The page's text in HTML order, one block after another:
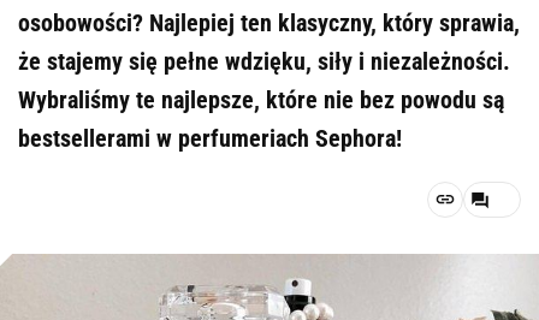
osobowości? Najlepiej ten klasyczny, który sprawia,
że stajemy się pełne wdzięku, siły i niezależności.
Wybraliśmy te najlepsze, które nie bez powodu są
bestsellerami w perfumeriach Sephora!